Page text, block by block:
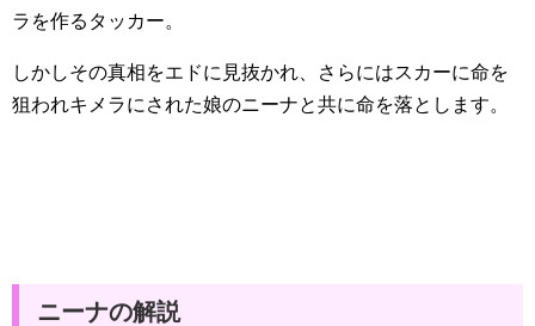
ラを作るタッカー。
しかしその真相をエドに見抜かれ、さらにはスカーに命を
狙われキメラにされた娘のニーナと共に命を落とします。
ニーナの解説